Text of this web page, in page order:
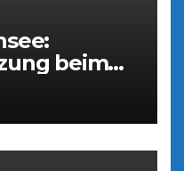
beim